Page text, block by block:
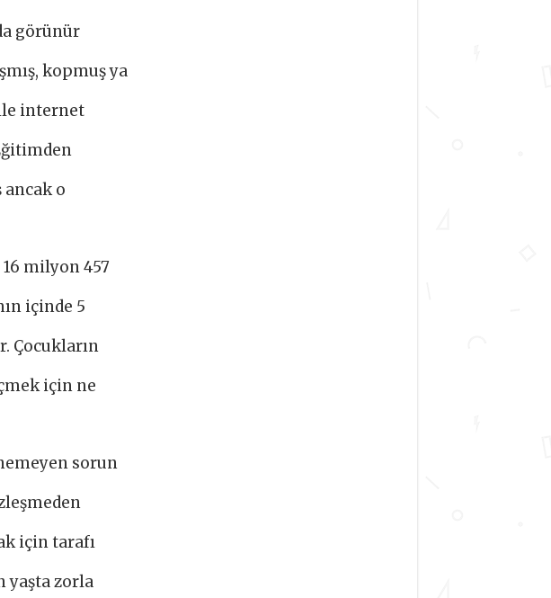
görünür
kopmuş ya
internet
ancak o
milyon 457
içinde 5
Çocukların
için ne
sorun
için tarafı
yaşta zorla